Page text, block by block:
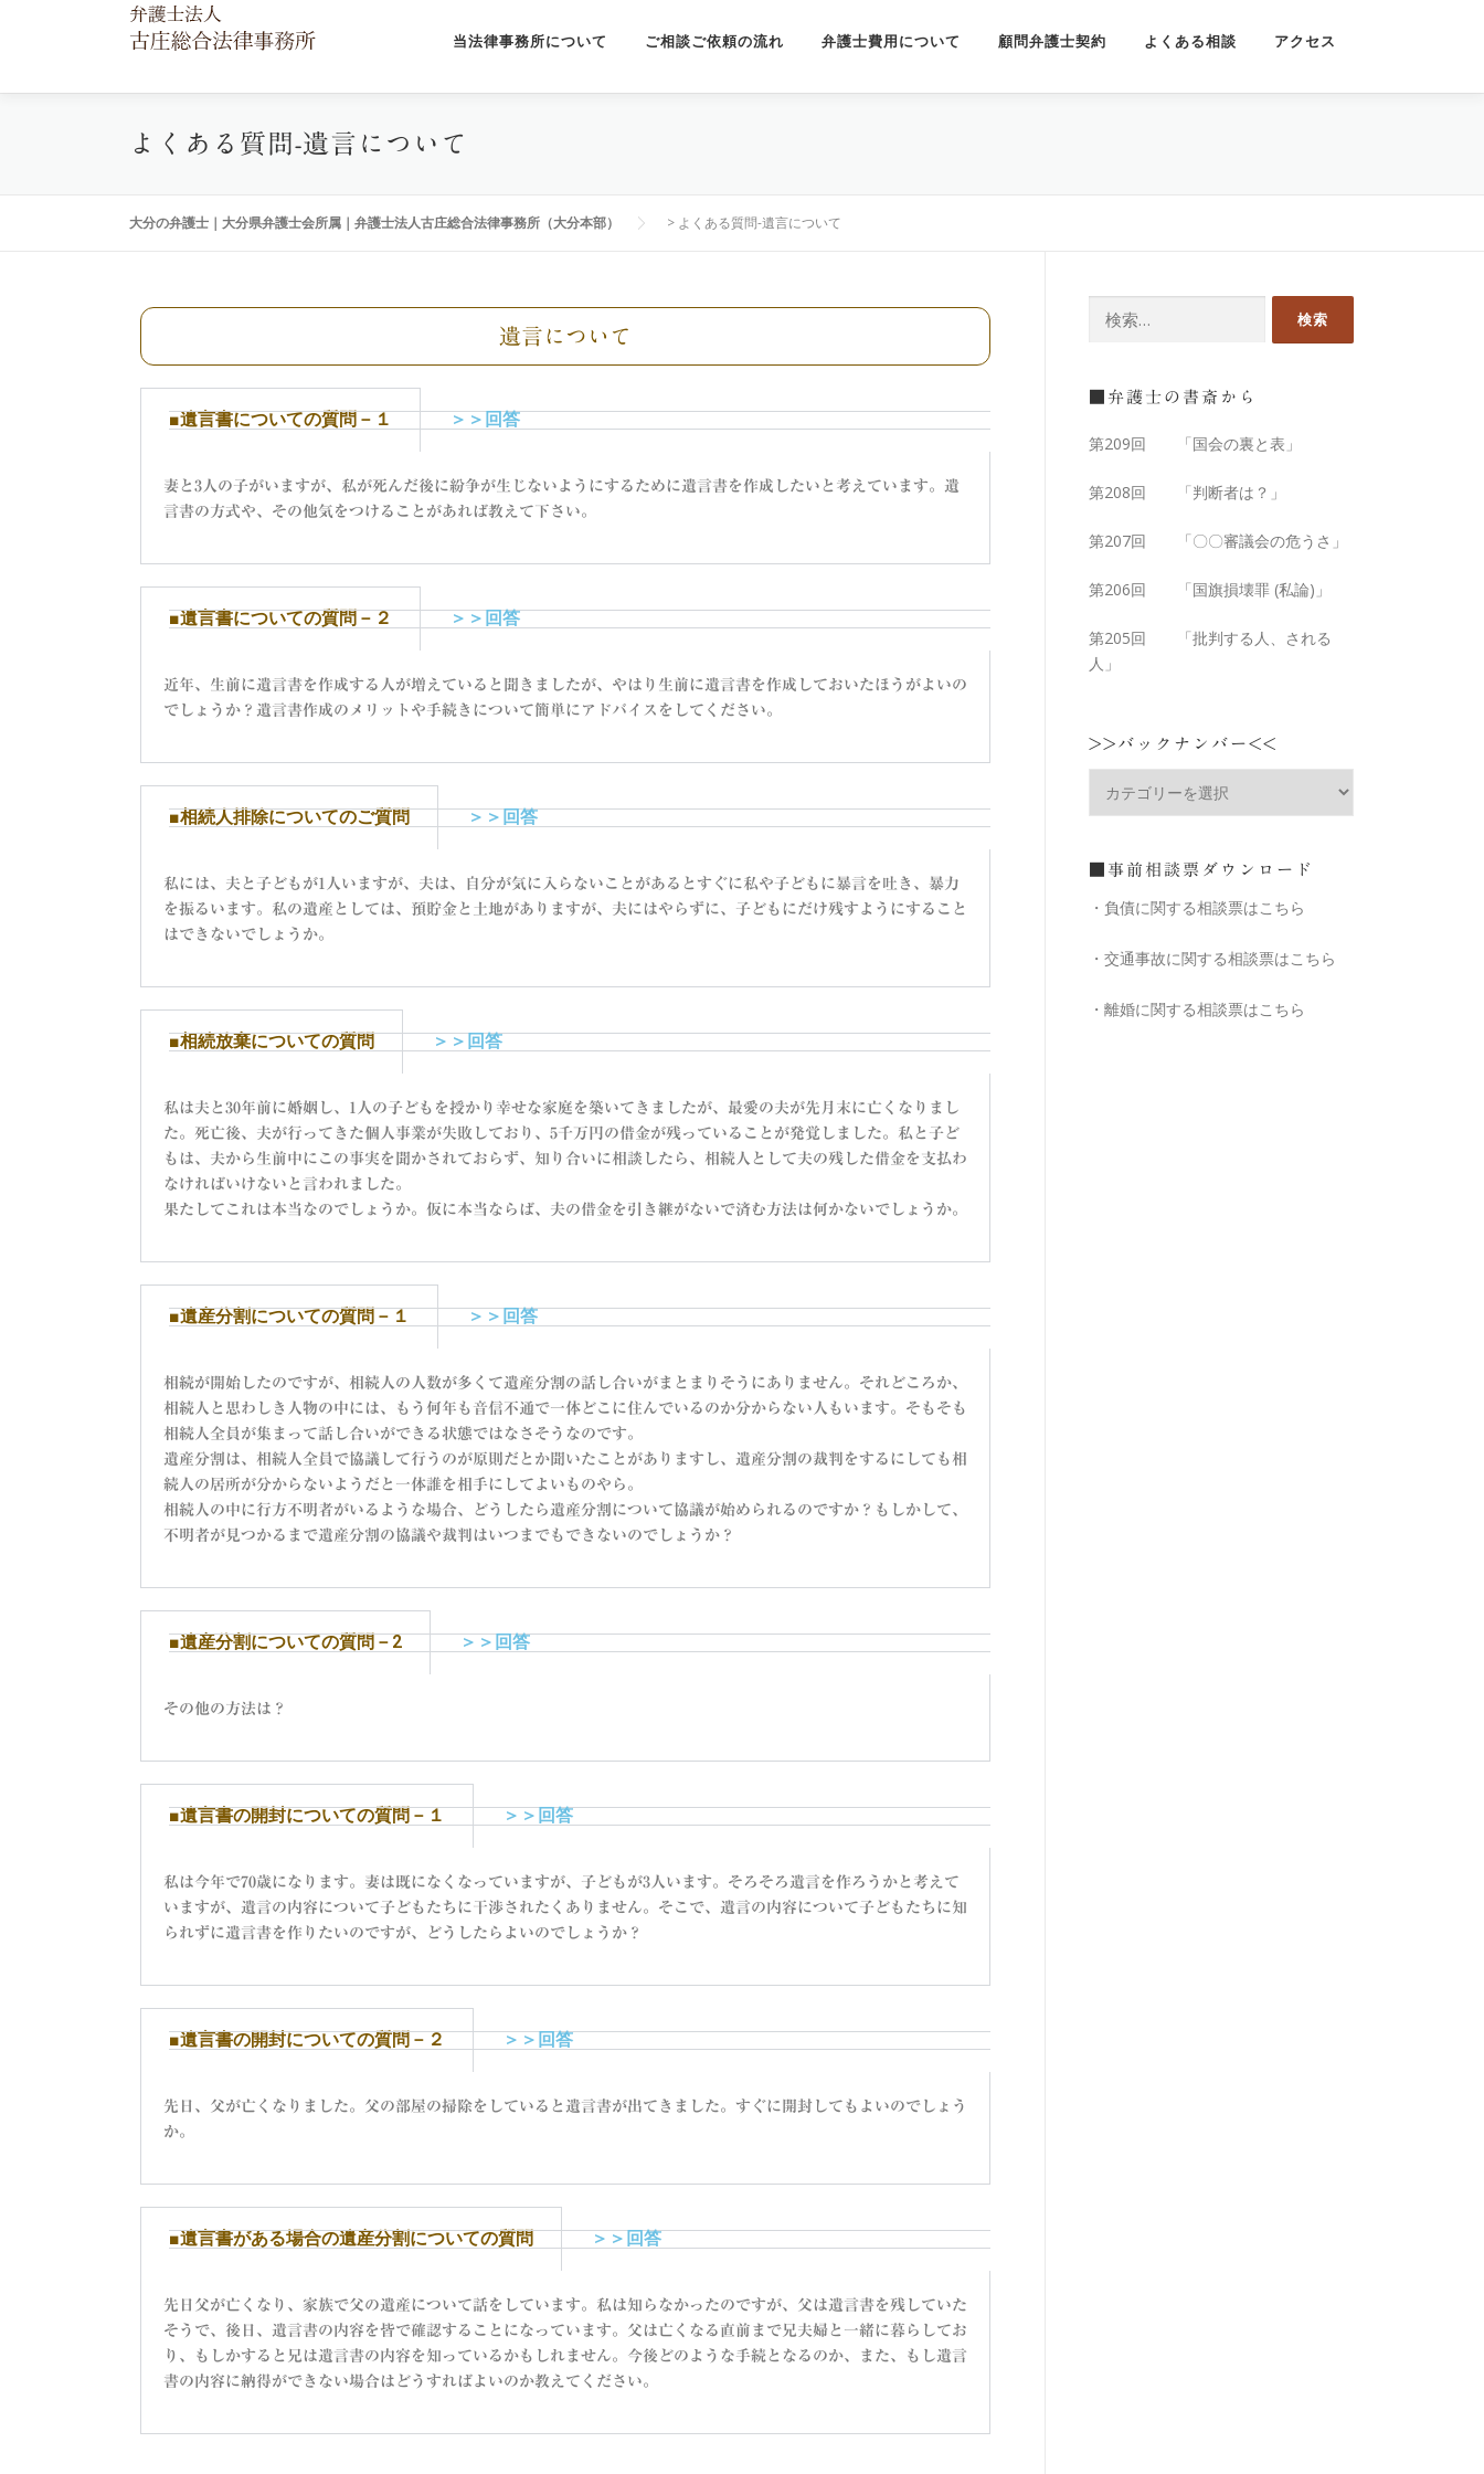
当法律事務所について ご相談ご依頼の流れ 弁護士費用について 顧問弁護士契約 よくある相談 アクセス
よくある質問-遺言について
大分の弁護士｜大分県弁護士会所属｜弁護士法人古庄総合法律事務所（大分本部） > よくある質問-遺言について
遺言について
■遺言書についての質問－１ ＞＞回答
妻と3人の子がいますが、私が死んだ後に紛争が生じないようにするために遺言書を作成したいと考えています。遺
言書の方式や、その他気をつけることがあれば教えて下さい。
■遺言書についての質問－２ ＞＞回答
近年、生前に遺言書を作成する人が増えていると聞きましたが、やはり生前に遺言書を作成しておいたほうがよいの
でしょうか？遺言書作成のメリットや手続きについて簡単にアドバイスをしてください。
■相続人排除についてのご質問 ＞＞回答
私には、夫と子どもが1人いますが、夫は、自分が気に入らないことがあるとすぐに私や子どもに暴言を吐き、暴力
を振るいます。私の遺産としては、預貯金と土地がありますが、夫にはやらずに、子どもにだけ残すようにすること
はできないでしょうか。
■相続放棄についての質問 ＞＞回答
私は夫と30年前に婚姻し、1人の子どもを授かり幸せな家庭を築いてきましたが、最愛の夫が先月末に亡くなりまし
た。死亡後、夫が行ってきた個人事業が失敗しており、5千万円の借金が残っていることが発覚しました。私と子ど
もは、夫から生前中にこの事実を聞かされておらず、知り合いに相談したら、相続人として夫の残した借金を支払わ
なければいけないと言われました。
果たしてこれは本当なのでしょうか。仮に本当ならば、夫の借金を引き継がないで済む方法は何かないでしょうか。
■遺産分割についての質問－１ ＞＞回答
相続が開始したのですが、相続人の人数が多くて遺産分割の話し合いがまとまりそうにありません。それどころか、
相続人と思わしき人物の中には、もう何年も音信不通で一体どこに住んでいるのか分からない人もいます。そもそも
相続人全員が集まって話し合いができる状態ではなさそうなのです。
遺産分割は、相続人全員で協議して行うのが原則だとか聞いたことがありますし、遺産分割の裁判をするにしても相
続人の居所が分からないようだと一体誰を相手にしてよいものやら。
相続人の中に行方不明者がいるような場合、どうしたら遺産分割について協議が始められるのですか？もしかして、
不明者が見つかるまで遺産分割の協議や裁判はいつまでもできないのでしょうか？
■遺産分割についての質問－2 ＞＞回答
その他の方法は？
■遺言書の開封についての質問－１ ＞＞回答
私は今年で70歳になります。妻は既になくなっていますが、子どもが3人います。そろそろ遺言を作ろうかと考えて
いますが、遺言の内容について子どもたちに干渉されたくありません。そこで、遺言の内容について子どもたちに知
られずに遺言書を作りたいのですが、どうしたらよいのでしょうか？
■遺言書の開封についての質問－２ ＞＞回答
先日、父が亡くなりました。父の部屋の掃除をしていると遺言書が出てきました。すぐに開封してもよいのでしょう
か。
■遺言書がある場合の遺産分割についての質問 ＞＞回答
先日父が亡くなり、家族で父の遺産について話をしています。私は知らなかったのですが、父は遺言書を残していた
そうで、後日、遺言書の内容を皆で確認することになっています。父は亡くなる直前まで兄夫婦と一緒に暮らしてお
り、もしかすると兄は遺言書の内容を知っているかもしれません。今後どのような手続となるのか、また、もし遺言
書の内容に納得ができない場合はどうすればよいのか教えてください。
■弁護士の書斎から
第209回 「国会の裏と表」
第208回 「判断者は？」
第207回 「〇〇審議会の危うさ」
第206回 「国旗損壊罪 (私論)」
第205回 「批判する人、される
人」
>>バックナンバー<<
■事前相談票ダウンロード
・負債に関する相談票はこちら
・交通事故に関する相談票はこちら
・離婚に関する相談票はこちら